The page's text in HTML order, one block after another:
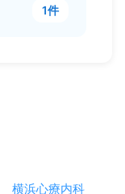
1件
横浜心療内科